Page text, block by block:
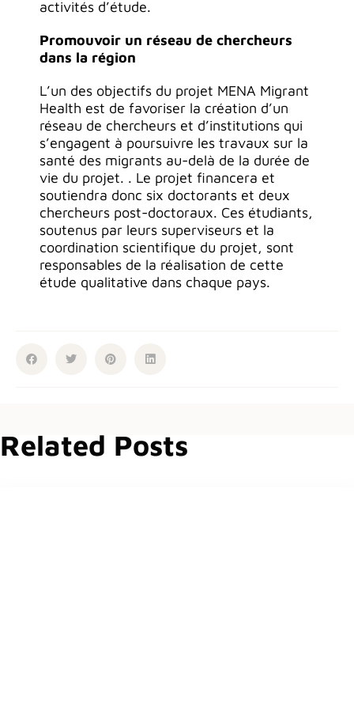
activités d’étude.
Promouvoir un réseau de chercheurs
dans la région
L’un des objectifs du projet MENA Migrant
Health est de favoriser la création d’un
réseau de chercheurs et d’institutions qui
s’engagent à poursuivre les travaux sur la
santé des migrants au-delà de la durée de
vie du projet. . Le projet financera et
soutiendra donc six doctorants et deux
chercheurs post-doctoraux. Ces étudiants,
soutenus par leurs superviseurs et la
coordination scientifique du projet, sont
responsables de la réalisation de cette
étude qualitative dans chaque pays.
Related Posts